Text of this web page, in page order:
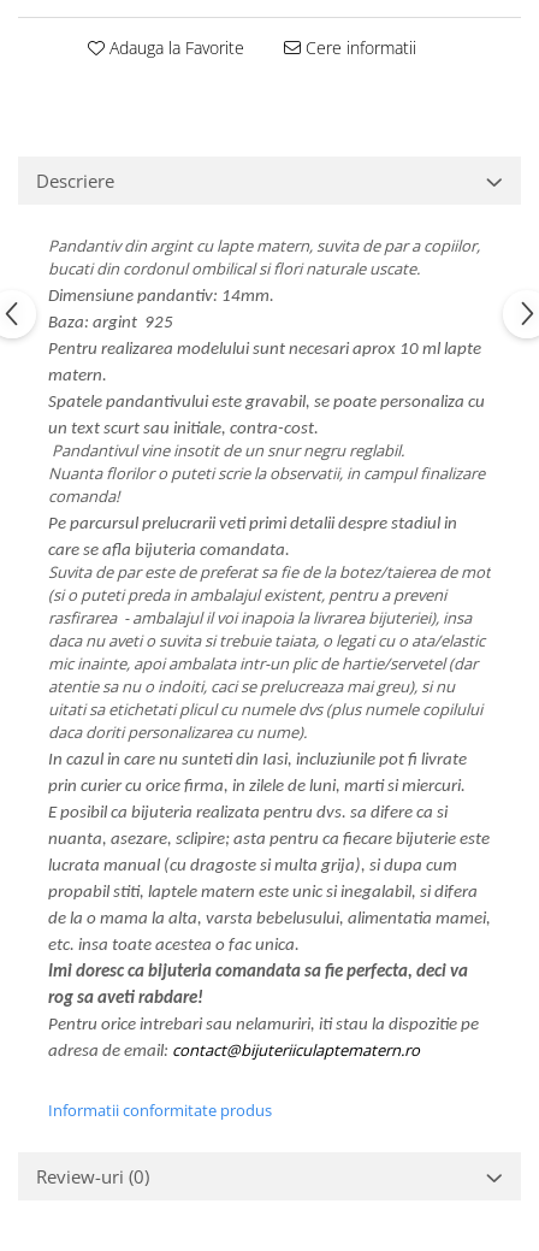
Adauga la Favorite Cere informatii
Descriere
Pandantiv din argint cu lapte matern, suvita de par a copiilor,
bucati din cordonul ombilical si flori naturale uscate.
Dimensiune pandantiv: 14mm.
Baza: argint 925
Pentru realizarea modelului sunt necesari aprox 10 ml lapte
matern.
Spatele pandantivului este gravabil, se poate personaliza cu
un text scurt sau initiale, contra-cost.
Pandantivul vine insotit de un snur negru reglabil.
Nuanta florilor o puteti scrie la observatii, in campul finalizare
comanda!
Pe parcursul prelucrarii veti primi detalii despre stadiul in
care se afla bijuteria comandata.
Suvita de par este de preferat sa fie de la botez/taierea de mot
(si o puteti preda in ambalajul existent, pentru a preveni
rasfirarea - ambalajul il voi inapoia la livrarea bijuteriei), insa
daca nu aveti o suvita si trebuie taiata, o legati cu o ata/elastic
mic inainte, apoi ambalata intr-un plic de hartie/servetel (dar
atentie sa nu o indoiti, caci se prelucreaza mai greu), si nu
uitati sa etichetati plicul cu numele dvs (plus numele copilului
daca doriti personalizarea cu nume).
In cazul in care nu sunteti din Iasi, incluziunile pot fi livrate
prin curier cu orice firma, in zilele de luni, marti si miercuri.
E posibil ca bijuteria realizata pentru dvs. sa difere ca si
nuanta, asezare, sclipire; asta pentru ca fiecare bijuterie este
lucrata manual (cu dragoste si multa grija), si dupa cum
propabil stiti, laptele matern este unic si inegalabil, si difera
de la o mama la alta, varsta bebelusului, alimentatia mamei,
etc. insa toate acestea o fac unica.
Imi doresc ca bijuteria comandata sa fie perfecta, deci va
rog sa aveti rabdare!
Pentru orice intrebari sau nelamuriri, iti stau la dispozitie pe
adresa de email: contact@bijuteriiculaptematern.ro
Informatii conformitate produs
Review-uri (0)